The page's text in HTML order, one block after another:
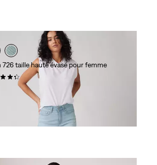
726 taille haute évasé pour femme
(521)